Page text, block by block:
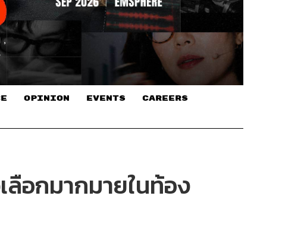
OPINION EVENTS CAREERS
ลือกมากมายในท้อง